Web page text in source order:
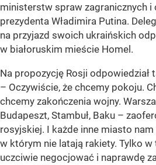
ministerstw spraw zagranicznych i
prezydenta Władimira Putina.
na przyjazd swoich ukraińskich
w białoruskim mieście Homel.
Na propozycję Rosji odpowiedział
– Oczywiście, że chcemy pokoju.
chcemy zakończenia wojny.
Budapeszt, Stambuł, Baku –
rosyjskiej. I każde inne miasto
w którym nie latają rakiety. Tylko
uczciwie negocjować i naprawdę